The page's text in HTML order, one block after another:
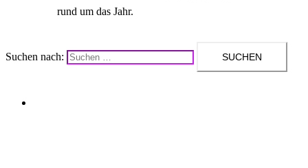
rund um das Jahr.
Suchen nach: